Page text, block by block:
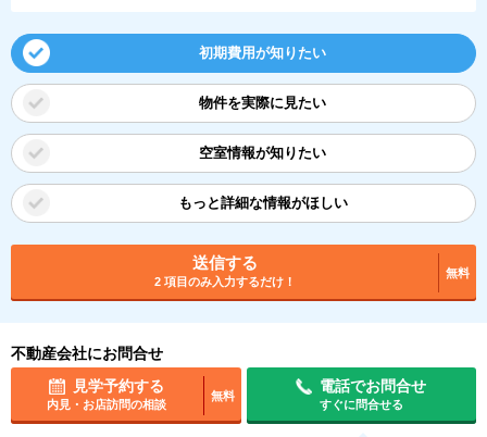
初期費用が知りたい
物件を実際に見たい
空室情報が知りたい
もっと詳細な情報がほしい
送信する
2 項目のみ入力するだけ！
無料
不動産会社にお問合せ
見学予約する
内見・お店訪問の相談
無料
電話でお問合せ
すぐに問合せる